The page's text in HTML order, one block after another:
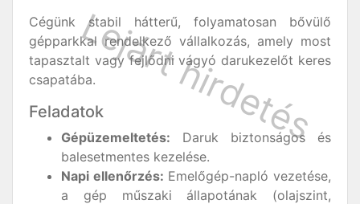
Cégünk stabil hátterű, folyamatosan bővülő
gépparkkal rendelkező vállalkozás, amely most
tapasztalt vagy fejlődni vágyó darukezelőt keres
csapatába.
Feladatok
Gépüzemeltetés: Daruk biztonságos és
balesetmentes kezelése.
Napi ellenőrzés: Emelőgép-napló vezetése,
a gép műszaki állapotának (olajszint,